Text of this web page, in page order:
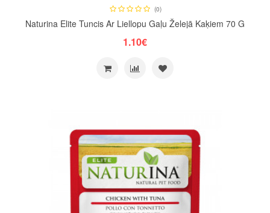
(0)
Naturina Elite Tuncis Ar Liellopu Gaļu Želejā Kaķiem 70 G
1.10€